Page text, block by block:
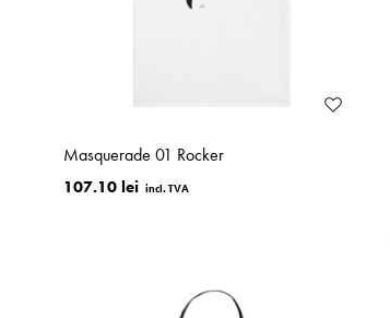
Masquerade 01 Rocker
107.10 lei